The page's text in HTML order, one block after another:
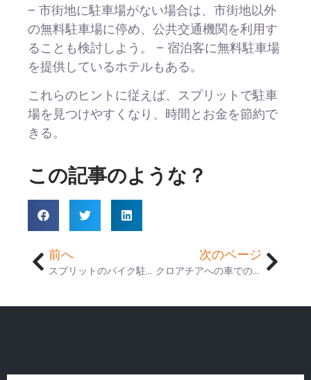
– 市街地に駐車場がない場合は、市街地以外
の無料駐車場に停め、公共交通機関を利用す
ることも検討しよう。 – 宿泊客に無料駐車場
を提供しているホテルもある。
これらのヒントに従えば、スプリットで駐車
場を見つけやすくなり、時間とお金を節約で
きる。
この記事のような？
前へ
スプリットのバイク駐車場：最高のロケーションとヒント
次のページ
クロアチアへの車での旅について知っておくべきすべて